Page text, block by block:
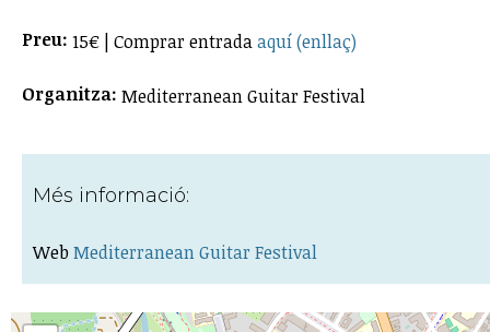
Preu: 15€ | Comprar entradaaquí (enllaç)
Organitza: Mediterranean Guitar Festival
Més informació:
Web Mediterranean Guitar Festival